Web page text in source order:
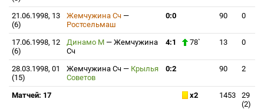
21.06.1998, 13
(6)
Жемчужина Сч —
Ростсельмаш
0:0 90 0
17.06.1998, 12
(6)
Динамо М — Жемчужина
Сч
4:1 78` 13 0
28.03.1998, 01
(15)
Жемчужина Сч — Крылья
Советов
0:2 90 2
Матчей: 17 x2 1453
29
(2)